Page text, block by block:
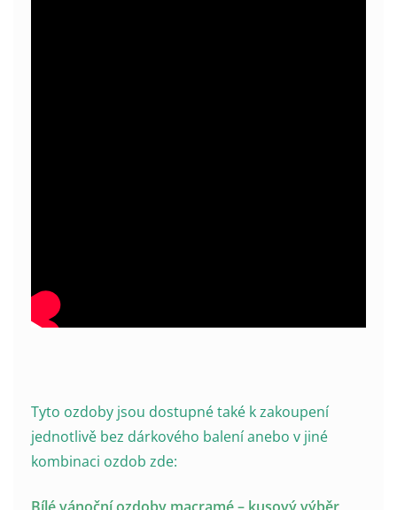
Tyto ozdoby jsou dostupné také k zakoupení
jednotlivě bez dárkového balení anebo v jiné
kombinaci ozdob zde: